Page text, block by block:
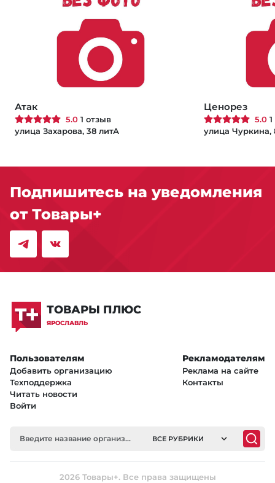
Атак
5.0 1 отзыв
улица Захарова, 38 литА
Ценорез
5.0
улица Чуркина,
Подпишитесь на уведомления
от Товары+
ТОВАРЫ ПЛЮС
ЯРОСЛАВЛЬ
Пользователям
Добавить организацию
Техподдержка
Читать новости
Войти
Рекламодателям
Реклама на сайте
Контакты
ВСЕ РУБРИКИ
2026 Товары+. Все права защищены